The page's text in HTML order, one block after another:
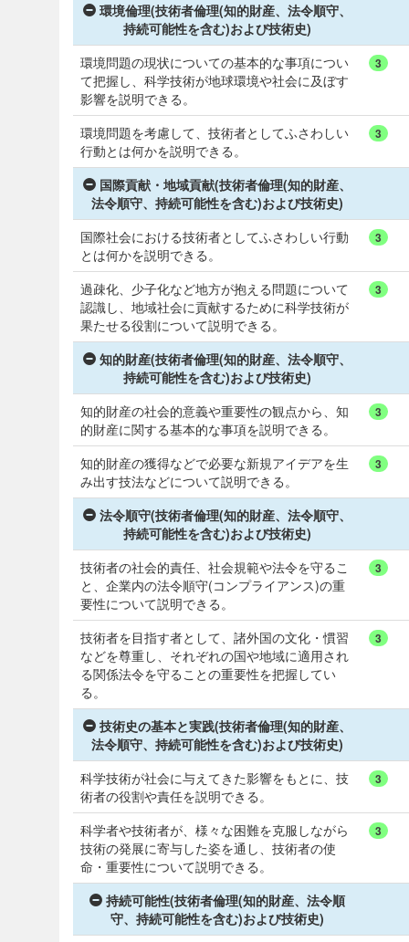
環境倫理(技術者倫理(知的財産、法令順守、
持続可能性を含む)および技術史)
環境問題の現状についての基本的な事項につい
て把握し、科学技術が地球環境や社会に及ぼす
影響を説明できる。
3
環境問題を考慮して、技術者としてふさわしい
行動とは何かを説明できる。
3
国際貢献・地域貢献(技術者倫理(知的財産、
法令順守、持続可能性を含む)および技術史)
国際社会における技術者としてふさわしい行動
とは何かを説明できる。
3
過疎化、少子化など地方が抱える問題について
認識し、地域社会に貢献するために科学技術が
果たせる役割について説明できる。
3
知的財産(技術者倫理(知的財産、法令順守、
持続可能性を含む)および技術史)
知的財産の社会的意義や重要性の観点から、知
的財産に関する基本的な事項を説明できる。
3
知的財産の獲得などで必要な新規アイデアを生
み出す技法などについて説明できる。
3
法令順守(技術者倫理(知的財産、法令順守、
持続可能性を含む)および技術史)
技術者の社会的責任、社会規範や法令を守るこ
と、企業内の法令順守(コンプライアンス)の重
要性について説明できる。
3
技術者を目指す者として、諸外国の文化・慣習
などを尊重し、それぞれの国や地域に適用され
る関係法令を守ることの重要性を把握してい
る。
3
技術史の基本と実践(技術者倫理(知的財産、
法令順守、持続可能性を含む)および技術史)
科学技術が社会に与えてきた影響をもとに、技
術者の役割や責任を説明できる。
3
科学者や技術者が、様々な困難を克服しながら
技術の発展に寄与した姿を通し、技術者の使
命・重要性について説明できる。
3
持続可能性(技術者倫理(知的財産、法令順
守、持続可能性を含む)および技術史)